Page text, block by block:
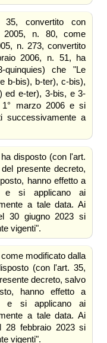
convertito con
2005, n. 80, come
n. 273, convertito
2006, n. 51, ha
che "Le
b-bis), b-ter), c-bis),
ed e-ter), 3-bis, e 3-
marzo 2006 e si
successivamente a
disposto (con l'art.
presente decreto,
hanno effetto a
e si applicano ai
a tale data. Ai
30 giugno 2023 si
vigenti".
modificato dalla
(con l'art. 35,
decreto, salvo
hanno effetto a
e si applicano ai
a tale data. Ai
28 febbraio 2023 si
vigenti".